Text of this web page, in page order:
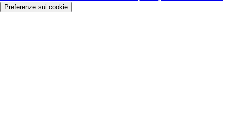
Preferenze sui cookie